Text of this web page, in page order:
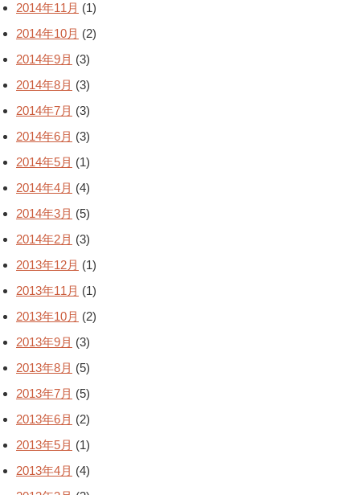
2014年11月 (1)
2014年10月 (2)
2014年9月 (3)
2014年8月 (3)
2014年7月 (3)
2014年6月 (3)
2014年5月 (1)
2014年4月 (4)
2014年3月 (5)
2014年2月 (3)
2013年12月 (1)
2013年11月 (1)
2013年10月 (2)
2013年9月 (3)
2013年8月 (5)
2013年7月 (5)
2013年6月 (2)
2013年5月 (1)
2013年4月 (4)